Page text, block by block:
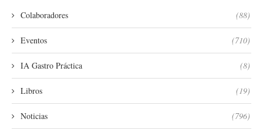
Colaboradores (88)
Eventos (710)
IA Gastro Práctica (8)
Libros (19)
Noticias (796)